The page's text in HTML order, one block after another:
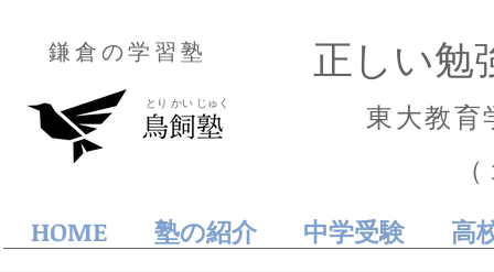
鎌倉の学習塾
とり かい じゅく
正しい勉
東大教育
HOME
塾の紹介 中学受験 高